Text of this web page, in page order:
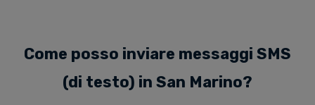
Come posso inviare messaggi SMS
(di testo) in San Marino?